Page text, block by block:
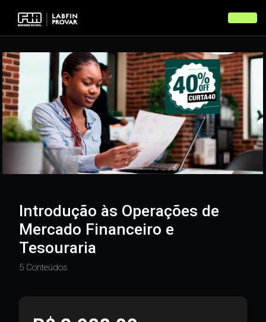
Voltar
Introdução às Operações de
Mercado Financeiro e
Tesouraria